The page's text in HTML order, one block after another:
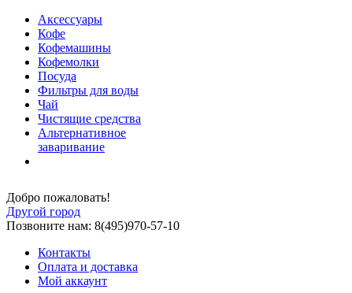
Аксессуары
Кофе
Кофемашины
Кофемолки
Посуда
Фильтры для воды
Чай
Чистящие средства
Альтернативное
заваривание
Добро пожаловать!
Другой город
Позвоните нам: 8(495)970-57-10
Контакты
Оплата и доставка
Мой аккаунт